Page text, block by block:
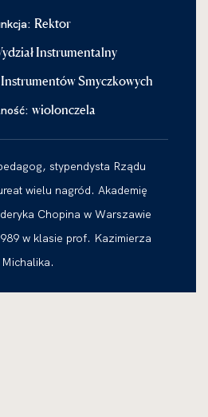
Rektor
Instrumentalny
Smyczkowych
wiolonczela
stypendysta Rządu
wielu nagród. Akademię
Chopina w Warszawie
w klasie prof. Kazimierza
Michalika.